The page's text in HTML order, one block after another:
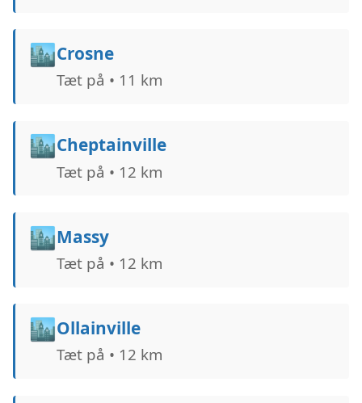
🏙️Crosne
Tæt på • 11 km
🏙️Cheptainville
Tæt på • 12 km
🏙️Massy
Tæt på • 12 km
🏙️Ollainville
Tæt på • 12 km